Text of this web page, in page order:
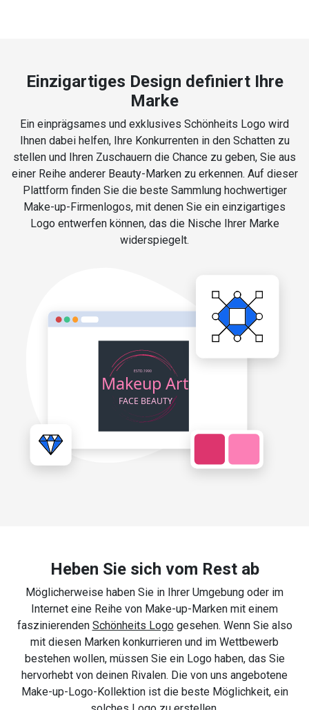
Einzigartiges Design definiert Ihre
Marke
Ein einprägsames und exklusives Schönheits Logo wird
Ihnen dabei helfen, Ihre Konkurrenten in den Schatten zu
stellen und Ihren Zuschauern die Chance zu geben, Sie aus
einer Reihe anderer Beauty-Marken zu erkennen. Auf dieser
Plattform finden Sie die beste Sammlung hochwertiger
Make-up-Firmenlogos, mit denen Sie ein einzigartiges
Logo entwerfen können, das die Nische Ihrer Marke
widerspiegelt.
Heben Sie sich vom Rest ab
Möglicherweise haben Sie in Ihrer Umgebung oder im
Internet eine Reihe von Make-up-Marken mit einem
faszinierenden Schönheits Logogesehen. Wenn Sie also
mit diesen Marken konkurrieren und im Wettbewerb
bestehen wollen, müssen Sie ein Logo haben, das Sie
hervorhebt von deinen Rivalen. Die von uns angebotene
Make-up-Logo-Kollektion ist die beste Möglichkeit, ein